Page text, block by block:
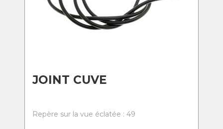
JOINT CUVE
Repère sur la vue éclatée : 49